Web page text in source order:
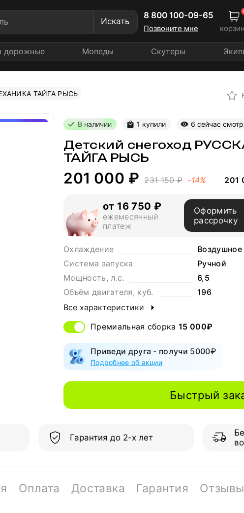
Искать
8 800 100-09-65
Позвоните мне
дорожные Мопеды Скутеры
ТАЙГА РЫСЬ
₽ выгода В наличии 1 купили 6 сейчас
Детский снегоход
ТАЙГА РЫСЬ
201 000 ₽ 231 150 ₽ -14% 201
от 16 750 ₽
ежемесячный
платеж
Оформить
рассрочку
Охлаждение
Воздушное
Система запуска
Ручной
Мощность, л.с.
6,5
Объём двигателя, куб.
196
Все характеристики
Премиальная сборка15 000₽
Приведи друга - получи 5000₽
Подробнее об акции
Быстрый
Гарантия до 2-х лет
Оплата Доставка Гарантия Отзывы